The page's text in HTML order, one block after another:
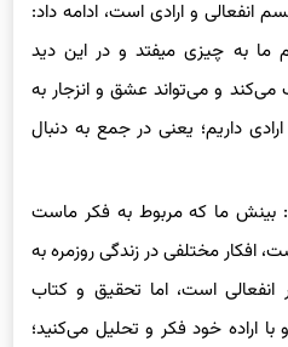
ما به چیزی میفتد و در این دید
می‌کند و می‌تواند عشق و انزجار به
داریم؛ یعنی در جمع به دنبال
بینش ما که مربوط به فکر ماست
است، افکار مختلفی در زندگی روزمره به
است، اما تحقیق و کتاب
اراده خود فکر و تحلیل می‌کنید؛
نمی‌گوییم.